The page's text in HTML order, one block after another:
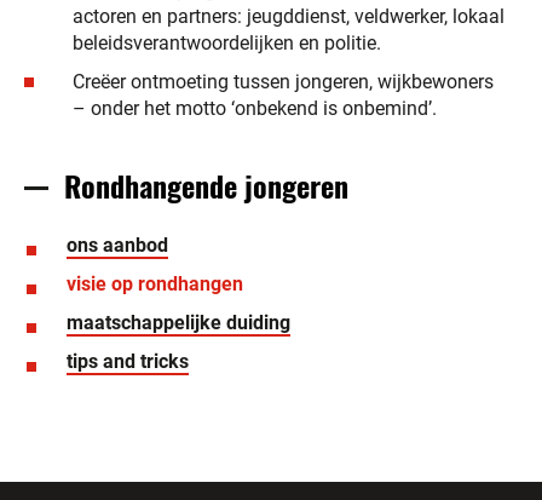
actoren en partners: jeugddienst, veldwerker, lokaal
beleidsverantwoordelijken en politie.
Creëer ontmoeting tussen jongeren, wijkbewoners
– onder het motto ‘onbekend is onbemind’.
Rondhangende jongeren
ons aanbod
visie op rondhangen
maatschappelijke duiding
tips and tricks